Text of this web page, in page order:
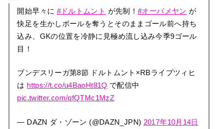
開始早々に #ドルトムント が先制！#オーバメヤン が
快足を生かしボールを奪うとそのままゴール前へ持ち
込み、GKの位置を冷静に見極め流し込み今季9ゴール
目！
ブンデスリーガ第8節 ドルトムント×RBライプツィヒ
は https://t.co/u4BaoHt81Q で配信中
pic.twitter.com/qfQTMc1MzZ
— DAZN ダ・ゾーン (@DAZN_JPN) 2017年10月14日